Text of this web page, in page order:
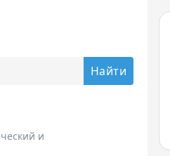
и